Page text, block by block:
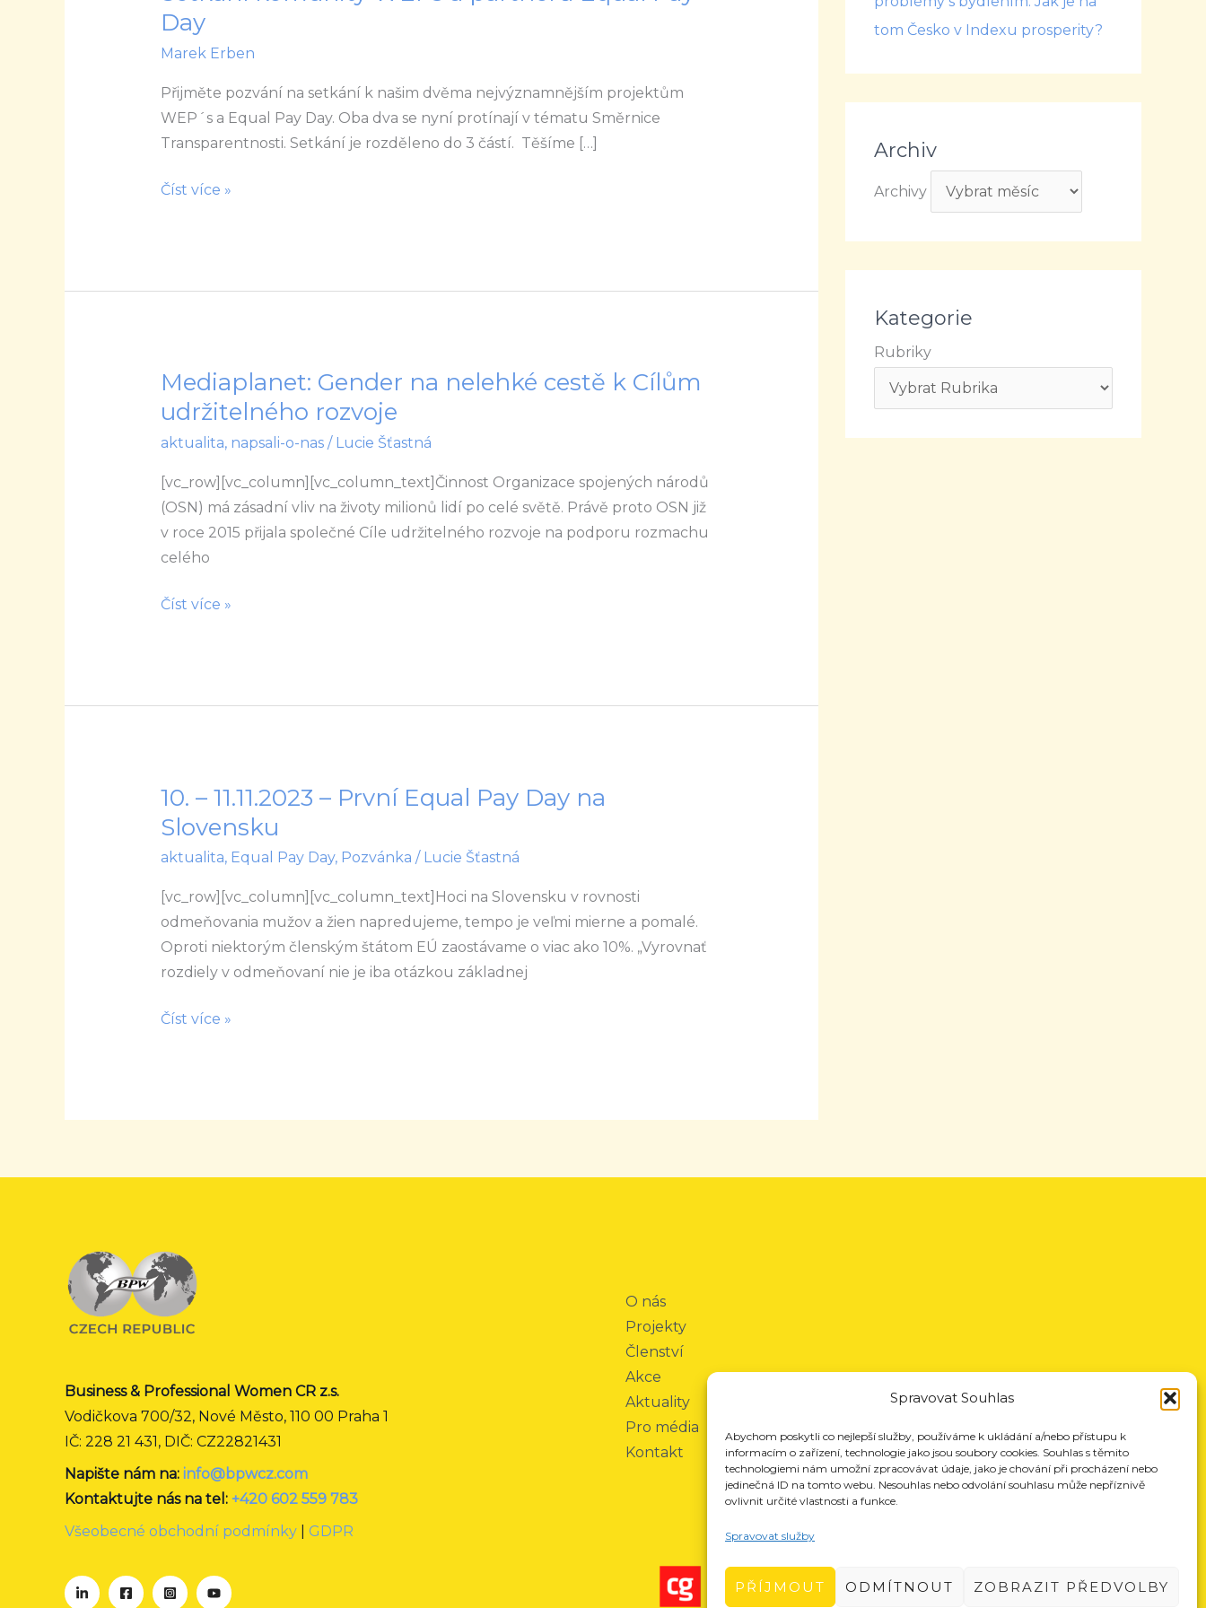
Spravovat Souhlas
Abychom poskytli co nejlepší služby, používáme k ukládání a/nebo přístupu k
informacím o zařízení, technologie jako jsou soubory cookies. Souhlas s těmito
technologiemi nám umožní zpracovávat údaje, jako je chování při procházení nebo
jedinečná ID na tomto webu. Nesouhlas nebo odvolání souhlasu může nepříznivě
ovlivnit určité vlastnosti a funkce.
Spravovat služby
PŘÍJMOUT ODMÍTNOUT ZOBRAZIT PŘEDVOLBY
Day
Marek Erben
Přijměte pozvání na setkání k našim dvěma nejvýznamnějším projektům
WEP´s a Equal Pay Day. Oba dva se nyní protínají v tématu Směrnice
Transparentnosti. Setkání je rozděleno do 3 částí. Těšíme […]
Číst více »
Mediaplanet: Gender na nelehké cestě k Cílům
udržitelného rozvoje
aktualita, napsali-o-nas/ Lucie Šťastná
[vc_row][vc_column][vc_column_text]Činnost Organizace spojených národů
(OSN) má zásadní vliv na životy milionů lidí po celé světě. Právě proto OSN již
v roce 2015 přijala společné Cíle udržitelného rozvoje na podporu rozmachu
celého
Mediaplanet:
Gender
cestě
k Cílům
udržitelného
rozvoje
Číst více »
10. – 11.11.2023 – První Equal Pay Day na
Slovensku
aktualita, Equal Pay Day, Pozvánka / Lucie Šťastná
[vc_row][vc_column][vc_column_text]Hoci na Slovensku v rovnosti
odmeňovania mužov a žien napredujeme, tempo je veľmi mierne a pomalé.
Oproti niektorým členským štátom EÚ zaostávame o viac ako 10%. „Vyrovnať
rozdiely v odmeňovaní nie je iba otázkou základnej
10.
–
První
Equal
Pay
Day
Slovensku
Číst více »
tom Česko v Indexu prosperity?
Archiv
Archivy
Kategorie
Rubriky
Business & Professional Women CR z.s.
Vodičkova 700/32, Nové Město, 110 00 Praha 1
IČ: 228 21 431, DIČ: CZ22821431
Napište nám na: info@bpwcz.com
Kontaktujte nás na tel: +420 602 559 783
Všeobecné obchodní podmínky
GDPR
O nás
Projekty
Členství
Akce
Aktuality
Pro média
Kontakt